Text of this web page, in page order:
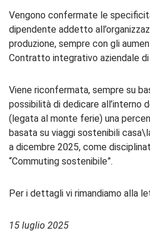
Vengono confermate le
dipendente addetto
produzione, sempre con gli
Contratto integrativo aziendale di
Viene riconfermata, sempre su
possibilità di dedicare all’interno
(legata al monte ferie) una
basata su viaggi sostenibili
a dicembre 2025, come
“Commuting sostenibile”.
Per i dettagli vi rimandiamo alla
15 luglio 2025